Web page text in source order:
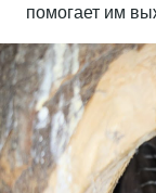
помогает им